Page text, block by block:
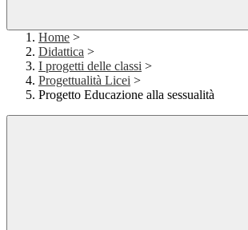
Home >
Didattica >
I progetti delle classi >
Progettualità Licei >
Progetto Educazione alla sessualità